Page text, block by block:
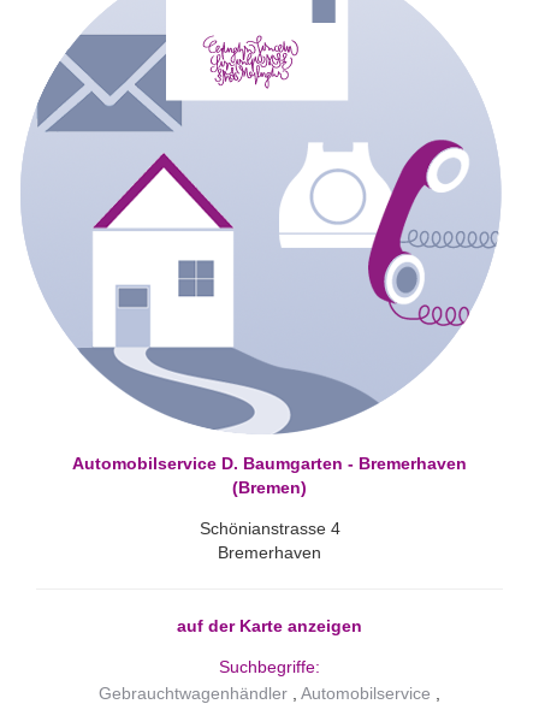
Automobilservice D. Baumgarten - Bremerhaven
(Bremen)
Schönianstrasse 4
Bremerhaven
auf der Karte anzeigen
Suchbegriffe:
Gebrauchtwagenhändler
Automobilservice